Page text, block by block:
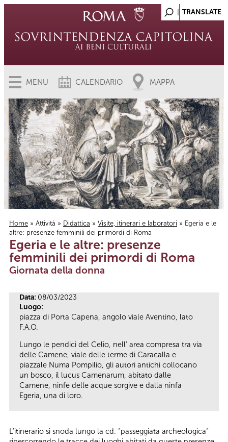
MENU CALENDARIO MAPPA
Tu sei qui
Home » Attività » Didattica » Visite, itinerari e laboratori » Egeria e le
altre: presenze femminili dei primordi di Roma
Egeria e le altre: presenze
femminili dei primordi di Roma
Giornata della donna
Data: 08/03/2023
Luogo:
piazza di Porta Capena, angolo viale Aventino, lato
F.A.O.
Lungo le pendici del Celio, nell’ area compresa tra via
delle Camene, viale delle terme di Caracalla e
piazzale Numa Pompilio, gli autori antichi collocano
un bosco, il lucus Camenarum, abitato dalle
Camene, ninfe delle acque sorgive e dalla ninfa
Egeria, una di loro.
L’itinerario si snoda lungo la cd. “passeggiata archeologica”